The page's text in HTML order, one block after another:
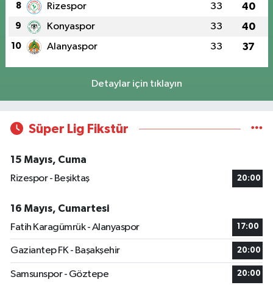
8 Rizespor 33 40
9 Konyaspor 33 40
10 Alanyaspor 33 37
Detaylar için tıklayın
Süper Lig Fikstür
15 Mayıs, Cuma
Rizespor - Beşiktaş
20:00
16 Mayıs, Cumartesi
Fatih Karagümrük - Alanyaspor
17:00
Gaziantep FK - Başakşehir 20:00
Samsunspor - Göztepe 20:00